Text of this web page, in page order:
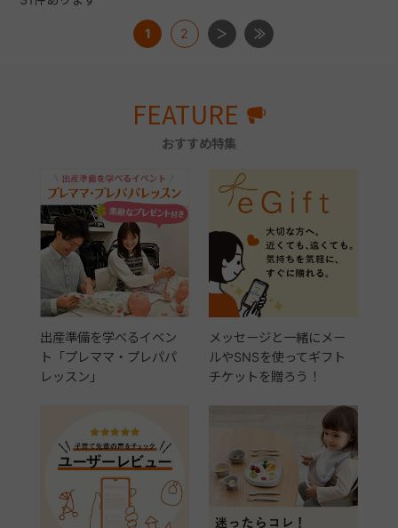
1 2
FEATURE
おすすめ特集
出産準備を学べるイベン
ト「プレママ・プレパパ
レッスン」
メッセージと一緒にメー
ルやSNSを使ってギフト
チケットを贈ろう！